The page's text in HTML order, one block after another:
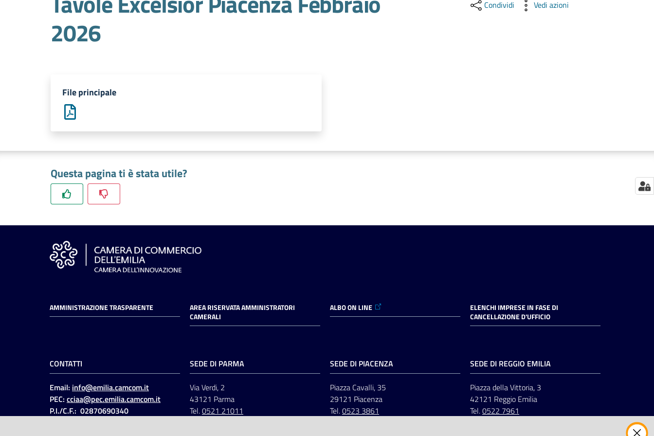
2026
Condividi Vedi azioni
File principale
Questa pagina ti è stata utile?
AMMINISTRAZIONE TRASPARENTE
AREA RISERVATA AMMINISTRATORI
CAMERALI
ALBO ON LINE
ELENCHI IMPRESE IN FASE DI
CANCELLAZIONE D'UFFICIO
CONTATTI
Email: info@emilia.camcom.it
PEC: cciaa@pec.emilia.camcom.it
P.I./C.F.: 02870690340
SEDE DI PARMA
Via Verdi, 2
43121 Parma
Tel.0521 21011
SEDE DI PIACENZA
Piazza Cavalli, 35
29121 Piacenza
Tel.0523 3861
SEDE DI REGGIO EMILIA
Piazza della Vittoria, 3
42121 Reggio Emilia
Tel.0522 7961